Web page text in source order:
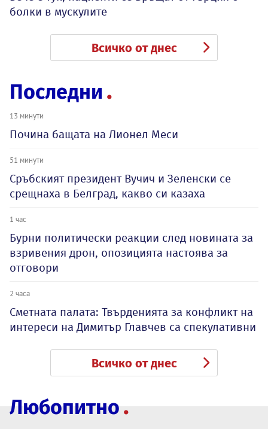
болки в мускулите
Всичко от днес
Последни
13 минути
Почина бащата на Лионел Меси
51 минути
Сръбският президент Вучич и Зеленски се
срещнаха в Белград, какво си казаха
1 час
Бурни политически реакции след новината за
взривения дрон, опозицията настоява за
отговори
2 часа
Сметната палата: Твърденията за конфликт на
интереси на Димитър Главчев са спекулативни
Всичко от днес
Любопитно